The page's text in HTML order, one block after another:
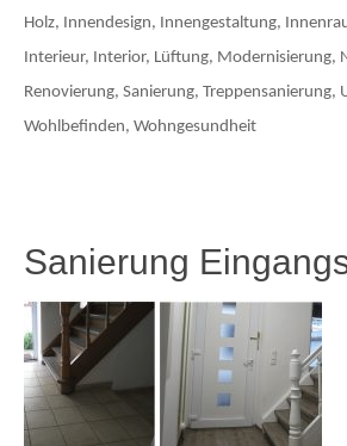
Holz, Innendesign, Innengestaltung,
Interieur, Interior, Lüftung, Modernisierung,
Renovierung, Sanierung, Treppensanierung,
Wohlbefinden, Wohngesundheit
Sanierung